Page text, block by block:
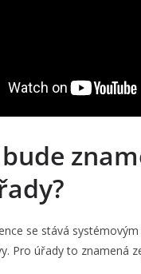
se stává
Pro úřady to znamená